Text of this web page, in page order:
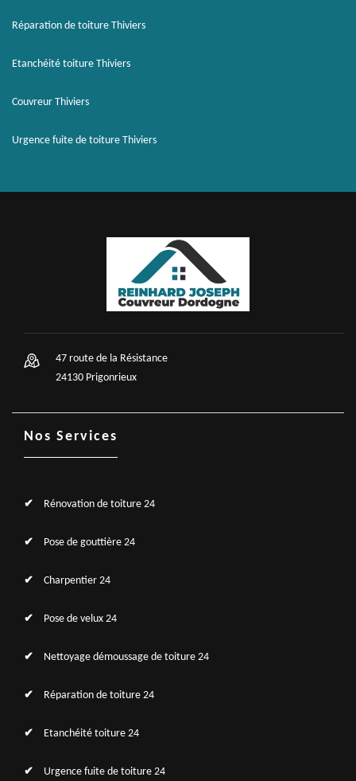
Réparation de toiture Thiviers
Etanchéité toiture Thiviers
Couvreur Thiviers
Urgence fuite de toiture Thiviers
47 route de la Résistance
24130 Prigonrieux
Nos Services
Rénovation de toiture 24
Pose de gouttière 24
Charpentier 24
Pose de velux 24
Nettoyage démoussage de toiture 24
Réparation de toiture 24
Etanchéité toiture 24
Urgence fuite de toiture 24